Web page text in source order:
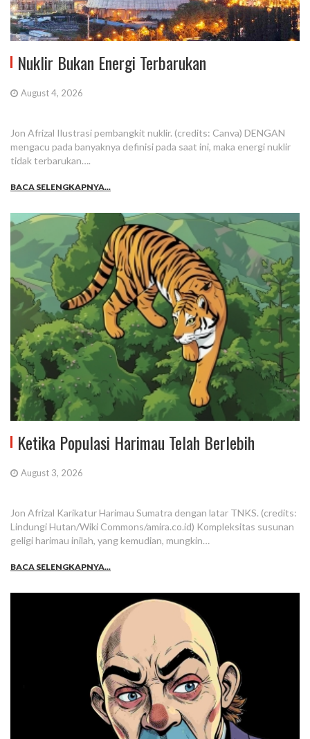
Nuklir Bukan Energi Terbarukan
August 4, 2026
Jon Afrizal Ilustrasi pembangkit nuklir. (credits: Canva) DENGAN
mengacu pada banyaknya definisi pada saat ini, maka energi nuklir
tidak terbarukan….
BACA SELENGKAPNYA...
Ketika Populasi Harimau Telah Berlebih
August 3, 2026
Jon Afrizal Karikatur Harimau Sumatra dengan latar TNKS. (credits:
Lindungi Hutan/Wiki Commons/amira.co.id) Kompleksitas susunan
geligi harimau inilah, yang kemudian, mungkin…
BACA SELENGKAPNYA...